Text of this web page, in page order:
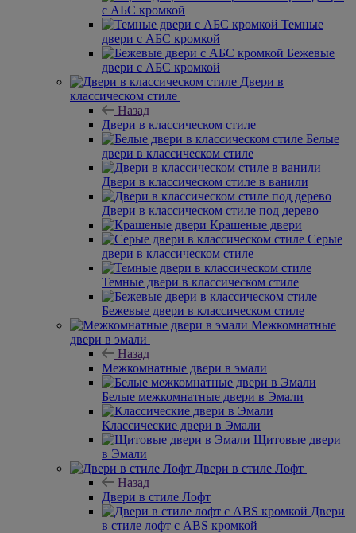
с АБС кромкой
Темные
двери с АБС кромкой
Бежевые
двери с АБС кромкой
Двери в
классическом стиле
Назад
Двери в классическом стиле
Белые
двери в классическом стиле
Двери в классическом стиле в ванили
Двери в классическом стиле под дерево
Крашеные двери
Серые
двери в классическом стиле
Темные двери в классическом стиле
Бежевые двери в классическом стиле
Межкомнатные
двери в эмали
Назад
Межкомнатные двери в эмали
Белые межкомнатные двери в Эмали
Классические двери в Эмали
Щитовые двери
в Эмали
Двери в стиле Лофт
Назад
Двери в стиле Лофт
Двери
в стиле лофт с ABS кромкой